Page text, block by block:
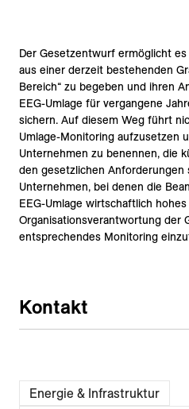
Der Gesetzentwurf ermöglicht
aus einer derzeit bestehenden
Bereich“ zu begeben und ihren
EEG-Umlage für vergangene
sichern. Auf diesem Weg führt
Umlage-Monitoring aufzusetzen
Unternehmen zu benennen, die
den gesetzlichen Anforderungen
Unternehmen, bei denen die
EEG-Umlage wirtschaftlich
Organisationsverantwortung der
entsprechendes Monitoring
Kontakt
Energie & Infrastruktur